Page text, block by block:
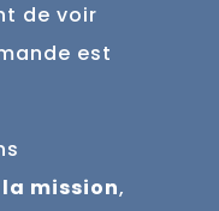
de voir
est
mission,